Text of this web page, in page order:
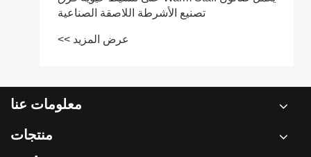
معلومات عنا
منتجات